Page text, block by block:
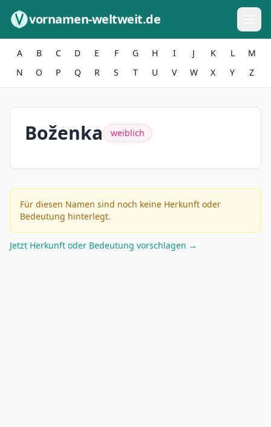
vornamen-weltweit.de
A B C D E F G H I J K L
M
N
O P Q R S T U V W X Y Z
Boženka weiblich
Für diesen Namen sind noch keine Herkunft oder
Bedeutung hinterlegt.
Jetzt Herkunft oder Bedeutung vorschlagen →